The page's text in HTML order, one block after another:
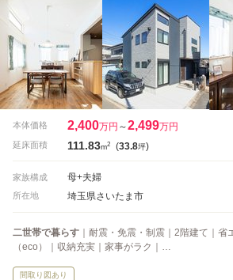
本体価格 2,400万円 ～2,499万円
延床面積 111.83m2 (33.8坪)
家族構成 母+夫婦
所在地 埼玉県さいたま市
二世帯で暮らす ｜耐震・免震・制震｜2階建て｜省
（eco）｜収納充実｜家事がラク｜…
間取り図あり